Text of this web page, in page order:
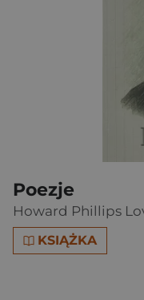
Poezje
Howard Phillips
KSIĄŻKA